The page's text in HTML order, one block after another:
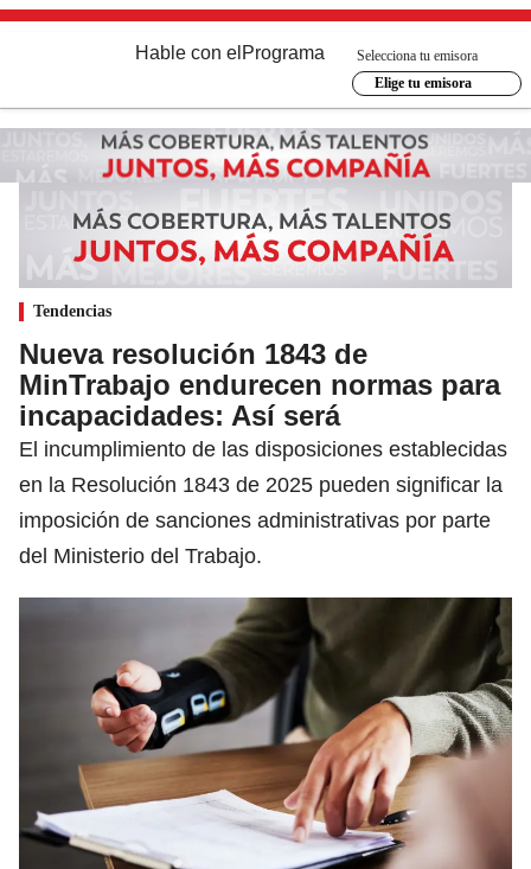
Hable con el Programa
Selecciona tu emisora
Elige tu emisora
Tendencias
Nueva resolución 1843 de
MinTrabajo endurecen normas para
incapacidades: Así será
El incumplimiento de las disposiciones establecidas
en la Resolución 1843 de 2025 pueden significar la
imposición de sanciones administrativas por parte
del Ministerio del Trabajo.